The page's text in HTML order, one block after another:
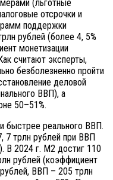
(льготные
отсрочки и
поддержки
рублей (более 4, 5%
монетизации
считают эксперты,
безболезненно пройти
деловой
ВВП), а
50–51%.
быстрее реального ВВП.
7 трлн рублей при ВВП
В 2024 г. М2 достиг 110
рублей (коэффициент
ВВП – 205 трлн